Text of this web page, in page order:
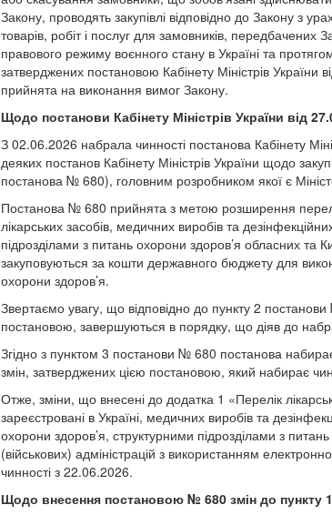
Закону, проводять закупівлі відповідно до Закону з
товарів, робіт і послуг для замовників, передбачених
правового режиму воєнного стану в Україні та
затверджених постановою Кабінету Міністрів
прийнята на виконання вимог Закону.
Щодо постанови Кабінету Міністрів України від
З 02.06.2026 набрала чинності постанова Кабінету
деяких постанов Кабінету Міністрів України щодо
постанова № 680), головним розробником якої є
Постанова № 680 прийнята з метою розширення
лікарських засобів, медичних виробів та
підрозділами з питань охорони здоров’я обласних та
закуповуються за кошти державного бюджету для
охорони здоров’я.
Звертаємо увагу, що відповідно до пункту 2
постановою, завершуються в порядку, що діяв до
Згідно з пунктом 3 постанови № 680 постанова набирає
змін, затверджених цією постановою, який набирає
Отже, зміни, що внесені до додатка 1 «Перелік
зареєстровані в Україні, медичних виробів та
охорони здоров’я, структурними підрозділами з
(військових) адміністрацій з використанням
чинності з 22.06.2026.
Щодо внесення постановою № 680 змін до пункту